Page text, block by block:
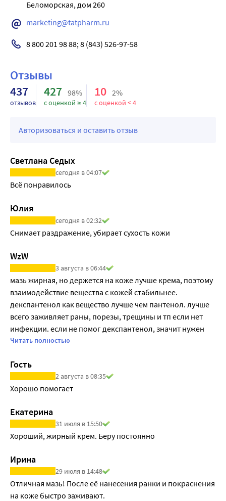
быстроты психомоторных реакций.
Беломорская, дом 260
marketing@tatpharm.ru
8 800 201 98 88; 8 (843) 526-97-58
Отзывы
437
отзывов
427 98%
с оценкой ≥ 4
10 2%
с оценкой < 4
Авторизоваться и оставить отзыв
Светлана Седых
сегодня в 04:07
Всё понравилось
Юлия
сегодня в 02:32
Снимает раздражение, убирает сухость кожи
WzW
3 августа в 06:44
мазь жирная, но держется на коже лучше крема, поэтому
взаимодействие вещества с кожей стабильнее.
декспантенол как вещество лучше чем пантенол. лучше
всего заживляет раны, порезы, трещины и тп если нет
инфекции. если не помог декспантенол, значит нужен
антибиотик, тк декспантенол заживляет эпидермис!
подкожных проблемах. используется даже в спреях и
свечах! заживляет слизистую отлично!
Читать полностью
Гость
2 августа в 08:35
Хорошо помогает
Екатерина
31 июля в 15:50
Хороший, жирный крем. Беру постоянно
Ирина
29 июля в 14:48
Отличная мазь! После её нанесения ранки и покраснения
на коже быстро заживают.